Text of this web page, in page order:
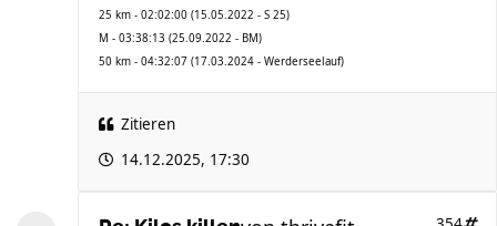
25 km - 02:02:00 (15.05.2022 - S 25)
M - 03:38:13 (25.09.2022 - BM)
50 km - 04:32:07 (17.03.2024 - Werderseelauf)
Zitieren
14.12.2025, 17:30